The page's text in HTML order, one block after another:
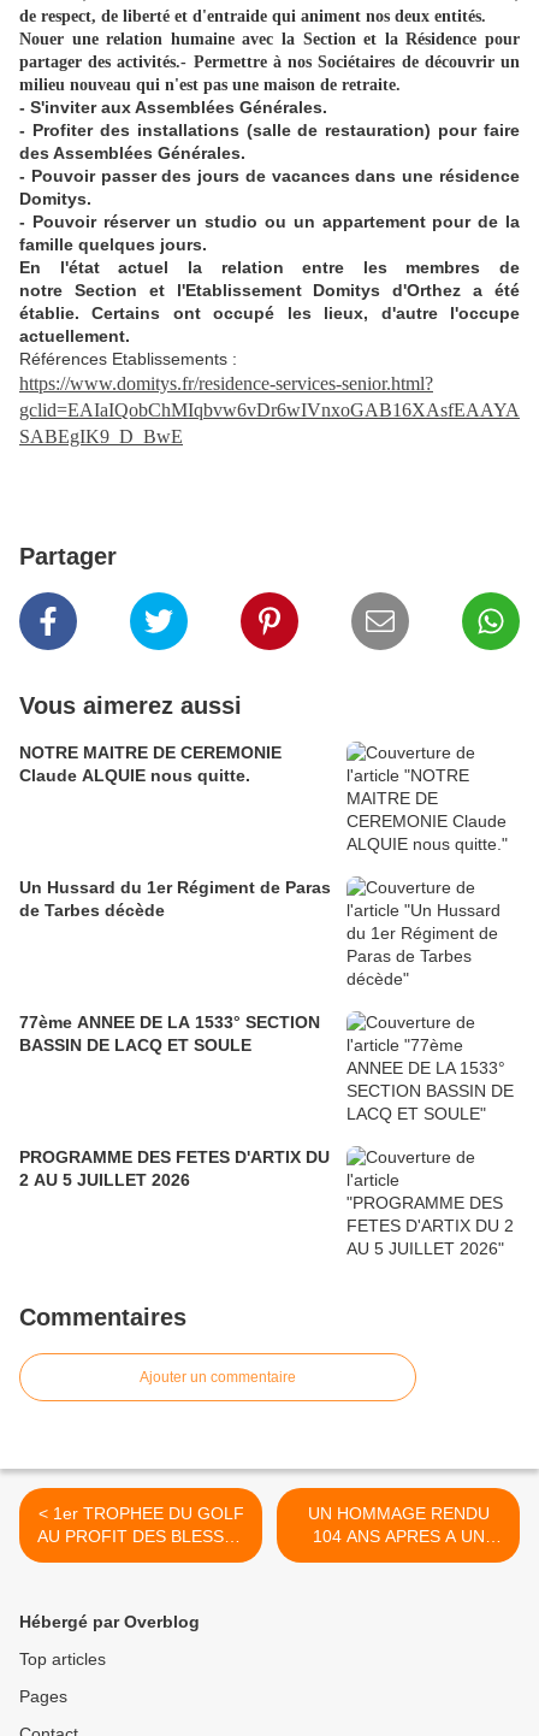
de respect, de liberté et d'entraide qui animent nos deux entités.
Nouer une relation humaine avec la Section et la Résidence pour
partager des activités.- Permettre à nos Sociétaires de découvrir un
milieu nouveau qui n'est pas une maison de retraite.
- S'inviter aux Assemblées Générales.
- Profiter des installations (salle de restauration) pour faire
des Assemblées Générales.
- Pouvoir passer des jours de vacances dans une résidence
Domitys.
- Pouvoir réserver un studio ou un appartement pour de la
famille quelques jours.
En l'état actuel la relation entre les membres de
notre Section et l'Etablissement Domitys d'Orthez a été
établie. Certains ont occupé les lieux, d'autre l'occupe
actuellement.
Références Etablissements :
https://www.domitys.fr/residence-services-senior.html?
gclid=EAIaIQobChMIqbvw6vDr6wIVnxoGAB16XAsfEAAYA
SABEgIK9_D_BwE
Partager
Vous aimerez aussi
NOTRE MAITRE DE CEREMONIE
Claude ALQUIE nous quitte.
Un Hussard du 1er Régiment de Paras
de Tarbes décède
77ème ANNEE DE LA 1533° SECTION
BASSIN DE LACQ ET SOULE
PROGRAMME DES FETES D'ARTIX DU
2 AU 5 JUILLET 2026
Commentaires
Ajouter un commentaire
< 1er TROPHEE DU GOLF
AU PROFIT DES BLESSES
DES ARMEES...
UN HOMMAGE RENDU
104 ANS APRES A UN
ANCIEN COMBATTANT.. >
Hébergé par Overblog
Top articles
Pages